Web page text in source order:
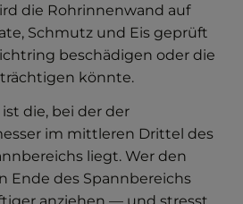
die Rohrinnenwand auf
Schmutz und Eis geprüft
beschädigen oder die
könnte.
die, bei der der
im mittleren Drittel des
liegt. Wer den
Ende des Spannbereichs